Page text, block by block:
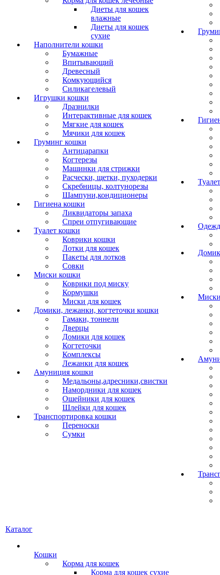
Диеты для кошек
влажные
Диеты для кошек
сухие
Наполнители кошки
Бумажные
Впитывающий
Древесный
Комкующийся
Силикагелевый
Игрушки кошки
Дразнилки
Интерактивные для кошек
Мягкие для кошек
Мячики для кошек
Груминг кошки
Антицарапки
Когтерезы
Машинки для стрижки
Расчески, щетки, пуходерки
Скребницы, колтунорезы
Шампуни,кондиционеры
Гигиена кошки
Ликвидаторы запаха
Спреи отпугивающие
Туалет кошки
Коврики кошки
Лотки для кошек
Пакеты для лотков
Совки
Миски кошки
Коврики под миску
Кормушки
Миски для кошек
Домики, лежанки, когтеточки кошки
Гамаки, тоннели
Дверцы
Домики для кошек
Когтеточки
Комплексы
Лежанки для кошек
Амуниция кошки
Медальоны,адресники,свистки
Намордники для кошек
Ошейники для кошек
Шлейки для кошек
Транспортировка кошки
Переноски
Сумки
Каталог
Кошки
Корма для кошек
Корма для кошек сухие